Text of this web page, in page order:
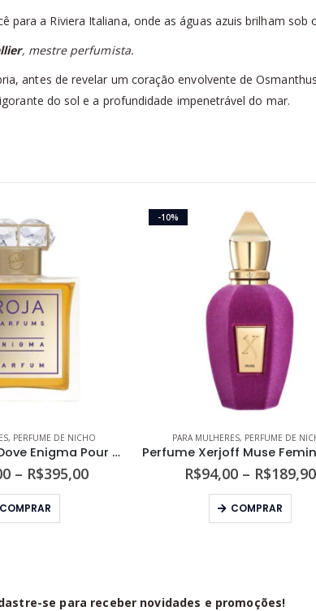
para a Riviera Italiana, onde as águas azuis brilham sob
, mestre perfumista.
antes de revelar um coração envolvente de
do sol e a profundidade impenetrável do mar.
, PERFUME DE NICHO
Perfume Roja Dove Enigma Pour Femme Parfum
– R$395,00Faixa
COMPRAR
Este produto tem várias variantes. As opções podem ser escolhidas na página do produto
-10%
PARA MULHERES, PERFUME DE
R$94,00 – R$189,90
COMPRAR
Este produto tem várias variantes. As opções podem ser
se para receber novidades e promoções!